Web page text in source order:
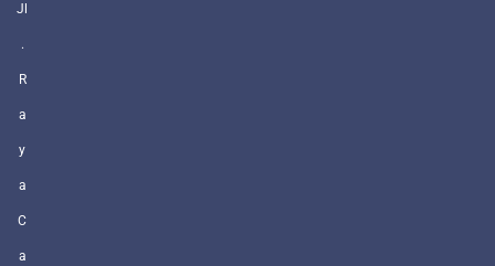
Jl
.
R
a
y
a
C
a